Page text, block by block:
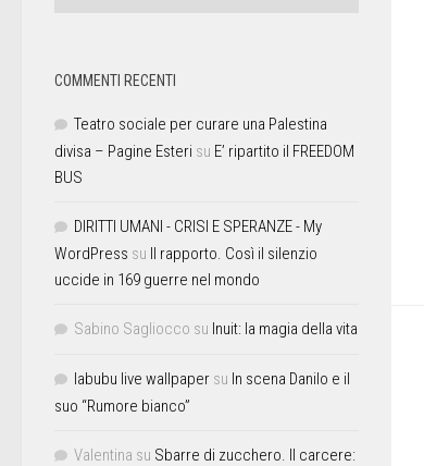
COMMENTI RECENTI
Teatro sociale per curare una Palestina
divisa – Pagine Esteri su E’ ripartito il FREEDOM
BUS
DIRITTI UMANI - CRISI E SPERANZE - My
WordPress su Il rapporto. Così il silenzio
uccide in 169 guerre nel mondo
Sabino Sagliocco su Inuit: la magia della vita
labubu live wallpaper su In scena Danilo e il
suo “Rumore bianco”
Valentina su Sbarre di zucchero. Il carcere: